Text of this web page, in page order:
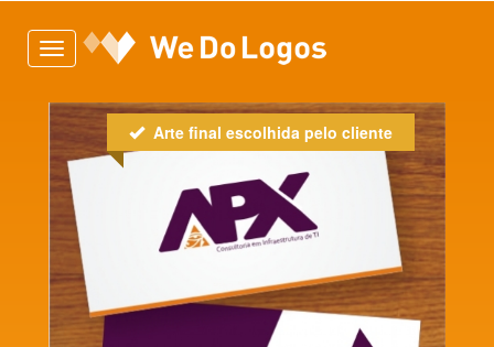
Toggle
navigation
Arte final escolhida pelo cliente